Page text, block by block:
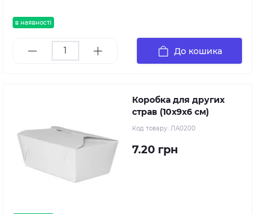
в наявності
До кошика
Коробка для других
страв (10х9х6 см)
Код товару: ЛА0200
7.20 грн